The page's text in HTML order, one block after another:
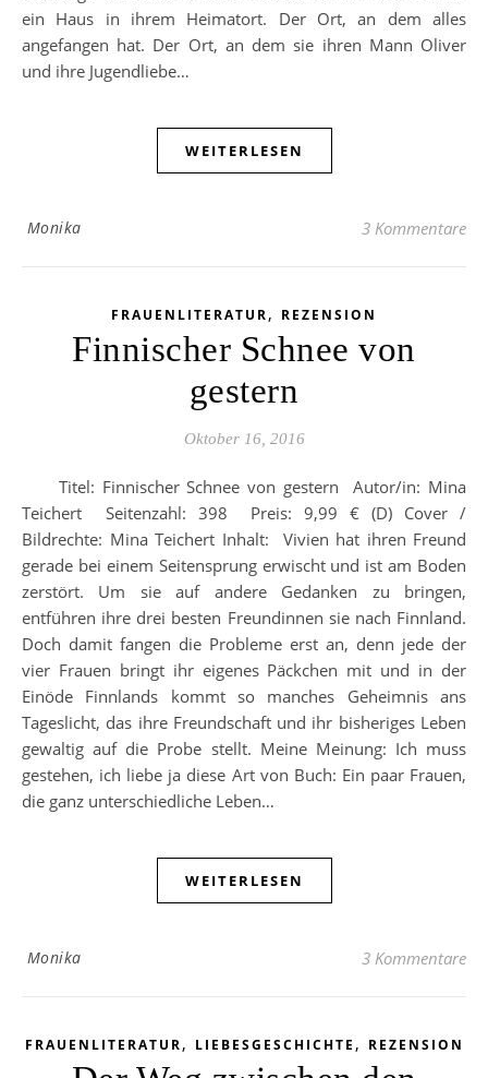
ein Haus in ihrem Heimatort. Der Ort, an dem alles
angefangen hat. Der Ort, an dem sie ihren Mann Oliver
und ihre Jugendliebe…
WEITERLESEN
Monika 3 Kommentare
FRAUENLITERATUR, REZENSION
Finnischer Schnee von
gestern
Oktober 16, 2016
Titel: Finnischer Schnee von gestern Autor/in: Mina
Teichert Seitenzahl: 398 Preis: 9,99 € (D) Cover /
Bildrechte: Mina Teichert Inhalt: Vivien hat ihren Freund
gerade bei einem Seitensprung erwischt und ist am Boden
zerstört. Um sie auf andere Gedanken zu bringen,
entführen ihre drei besten Freundinnen sie nach Finnland.
Doch damit fangen die Probleme erst an, denn jede der
vier Frauen bringt ihr eigenes Päckchen mit und in der
Einöde Finnlands kommt so manches Geheimnis ans
Tageslicht, das ihre Freundschaft und ihr bisheriges Leben
gewaltig auf die Probe stellt. Meine Meinung: Ich muss
gestehen, ich liebe ja diese Art von Buch: Ein paar Frauen,
die ganz unterschiedliche Leben…
WEITERLESEN
Monika 3 Kommentare
FRAUENLITERATUR, LIEBESGESCHICHTE , REZENSION